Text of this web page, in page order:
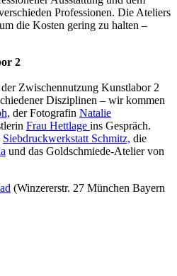
Professionen. Die Ateliers
die Kosten gering zu halten –
2
Zwischennutzung Kunstlabor 2
Disziplinen – wir kommen
der Fotografin Natalie
Frau Hettlage ins Gespräch.
Siebdruckwerkstatt Schmitz, die
und das Goldschmiede-Atelier von
(Winzererstr. 27 München Bayern